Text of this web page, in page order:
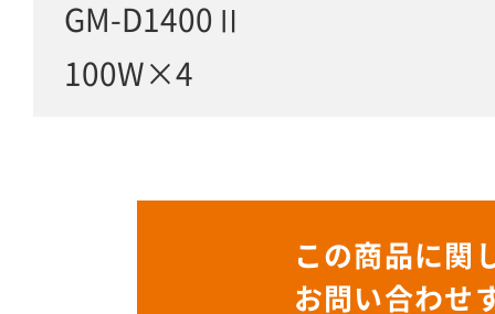
GM-D1400Ⅱ
100W×4
この商品に関
お問い合わせ